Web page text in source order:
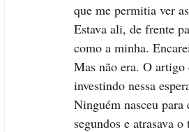
que me permitia ver
Estava ali, de frente
como a minha.
Mas não era. O
investindo nessa
Ninguém nasceu para
segundos e atrasava